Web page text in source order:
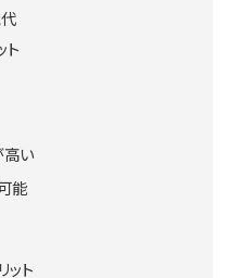
ト
い
能
ット